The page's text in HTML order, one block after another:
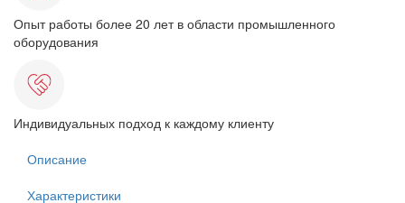
Опыт работы более 20 лет в области промышленного
оборудования
Индивидуальных подход к каждому клиенту
Описание
Характеристики